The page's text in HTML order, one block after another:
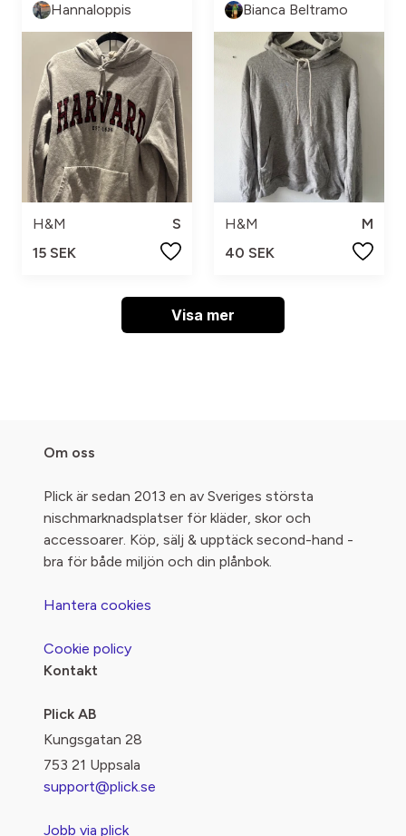
Hannaloppis
H&M
S
15 SEK
Bianca Beltramo
H&M
M
40 SEK
Visa mer
Om oss
Plick är sedan 2013 en av Sveriges största
nischmarknadsplatser för kläder, skor och
accessoarer. Köp, sälj & upptäck second-hand -
bra för både miljön och din plånbok.
Hantera cookies
Cookie policy
Kontakt
Plick AB
Kungsgatan 28
753 21 Uppsala
support@plick.se
Jobb via plick